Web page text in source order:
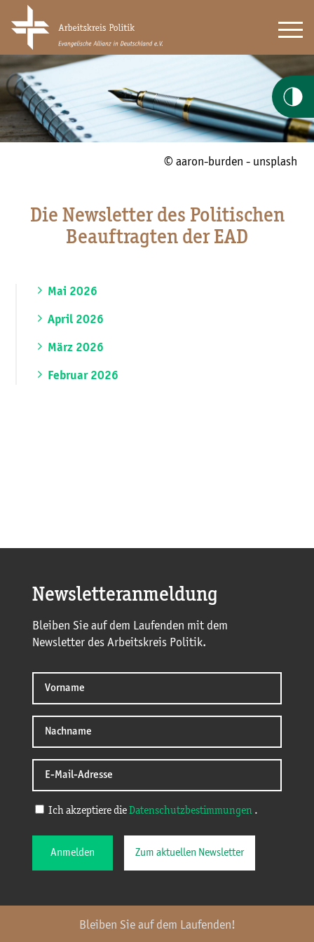
© aaron-burden - unsplash
Die Newsletter des Politischen
Beauftragten der EAD
Mai 2026
April 2026
März 2026
Februar 2026
Newsletteranmeldung
Bleiben Sie auf dem Laufenden mit dem
Newsletter des Arbeitskreis Politik.
Ich akzeptiere die Datenschutzbestimmungen .
Anmelden Zum aktuellen Newsletter
Bleiben Sie auf dem Laufenden!